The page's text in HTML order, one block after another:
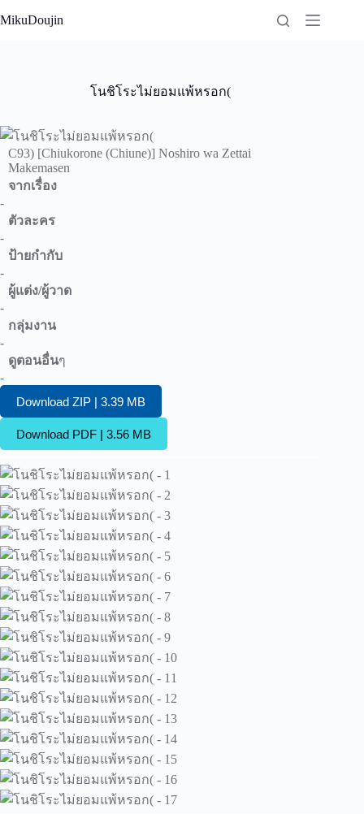
to
MikuDoujin
โนชิโระไม่ยอมแพ้หรอก(
C93) [Chiukorone (Chiune)] Noshiro wa Zettai
Makemasen
จากเรื่อง
-
ตัวละคร
-
ป้ายกำกับ
-
ผู้แต่ง/ผู้วาด
-
กลุ่มงาน
-
ดูตอนอื่นๆ
-
Download ZIP | 3.39 MB
Download PDF | 3.56 MB